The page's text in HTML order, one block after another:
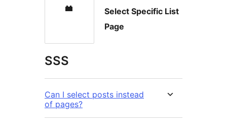
Select Specific List
Page
SSS
Can I select posts instead
of pages?